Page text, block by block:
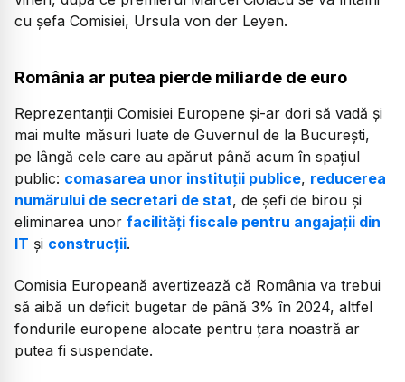
cu șefa Comisiei, Ursula von der Leyen.
România ar putea pierde miliarde de euro
Reprezentanții Comisiei Europene și-ar dori să vadă și
mai multe măsuri luate de Guvernul de la București,
pe lângă cele care au apărut până acum în spațiul
public: comasarea unor instituții publice, reducerea
numărului de secretari de stat, de șefi de birou și
eliminarea unor facilități fiscale pentru angajații din
IT și construcții.
Comisia Europeană avertizează că România va trebui
să aibă un deficit bugetar de până 3% în 2024, altfel
fondurile europene alocate pentru țara noastră ar
putea fi suspendate.